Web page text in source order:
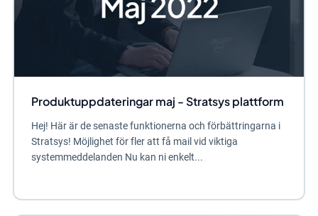
Produktuppdateringar maj - Stratsys plattform
Hej! Här är de senaste funktionerna och förbättringarna i
Stratsys! Möjlighet för fler att få mail vid viktiga
systemmeddelanden Nu kan ni enkelt...